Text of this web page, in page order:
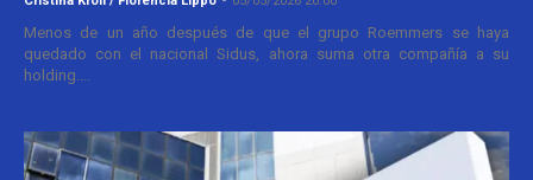
Menos de un año después de que el grupo Roemmers se haya
quedado con el nacional Sidus, ahora suma otra compañía a su
holding....